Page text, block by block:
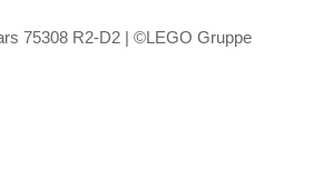
75308 R2-D2 | ©LEGO Gruppe